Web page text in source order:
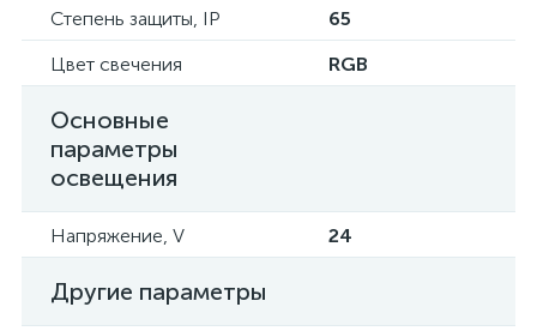
Степень защиты, IP
65
Цвет свечения
RGB
Основные
параметры
освещения
Напряжение, V 24
Другие параметры